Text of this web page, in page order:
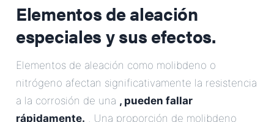
Elementos de aleación
especiales y sus efectos.
Elementos de aleación como molibdeno o
nitrógeno afectan significativamente la resistencia
a la corrosión de una , pueden fallar
rápidamente. . Una proporción de molibdeno